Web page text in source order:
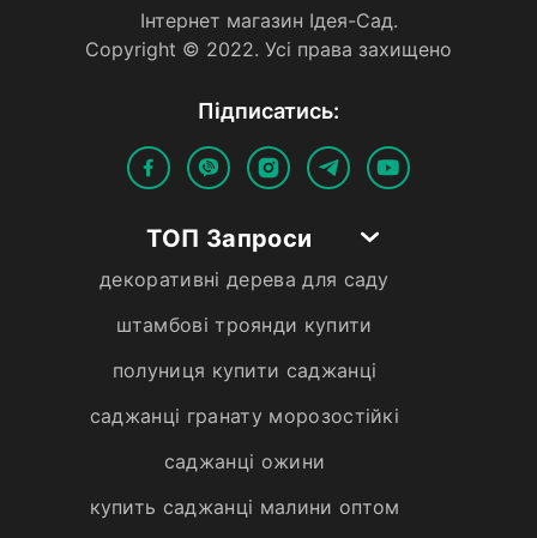
Iнтернет магазин Iдея-Сад.
Copyright © 2022. Усi права захищено
Пiдписатись:
ТОП Запроси
декоративні дерева для саду
штамбові троянди купити
полуниця купити саджанці
саджанці гранату морозостійкі
саджанці ожини
купить саджанці малини оптом